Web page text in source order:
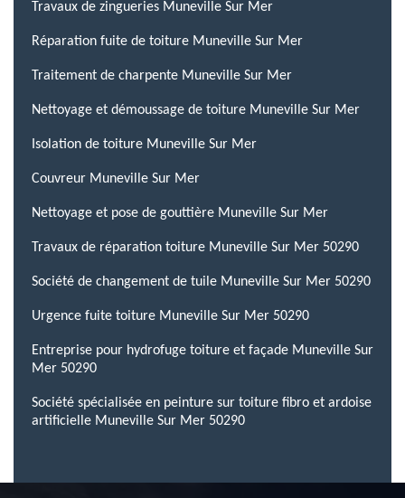
Travaux de zingueries Muneville Sur Mer
Réparation fuite de toiture Muneville Sur Mer
Traitement de charpente Muneville Sur Mer
Nettoyage et démoussage de toiture Muneville Sur Mer
Isolation de toiture Muneville Sur Mer
Couvreur Muneville Sur Mer
Nettoyage et pose de gouttière Muneville Sur Mer
Travaux de réparation toiture Muneville Sur Mer 50290
Société de changement de tuile Muneville Sur Mer 50290
Urgence fuite toiture Muneville Sur Mer 50290
Entreprise pour hydrofuge toiture et façade Muneville Sur
Mer 50290
Société spécialisée en peinture sur toiture fibro et ardoise
artificielle Muneville Sur Mer 50290